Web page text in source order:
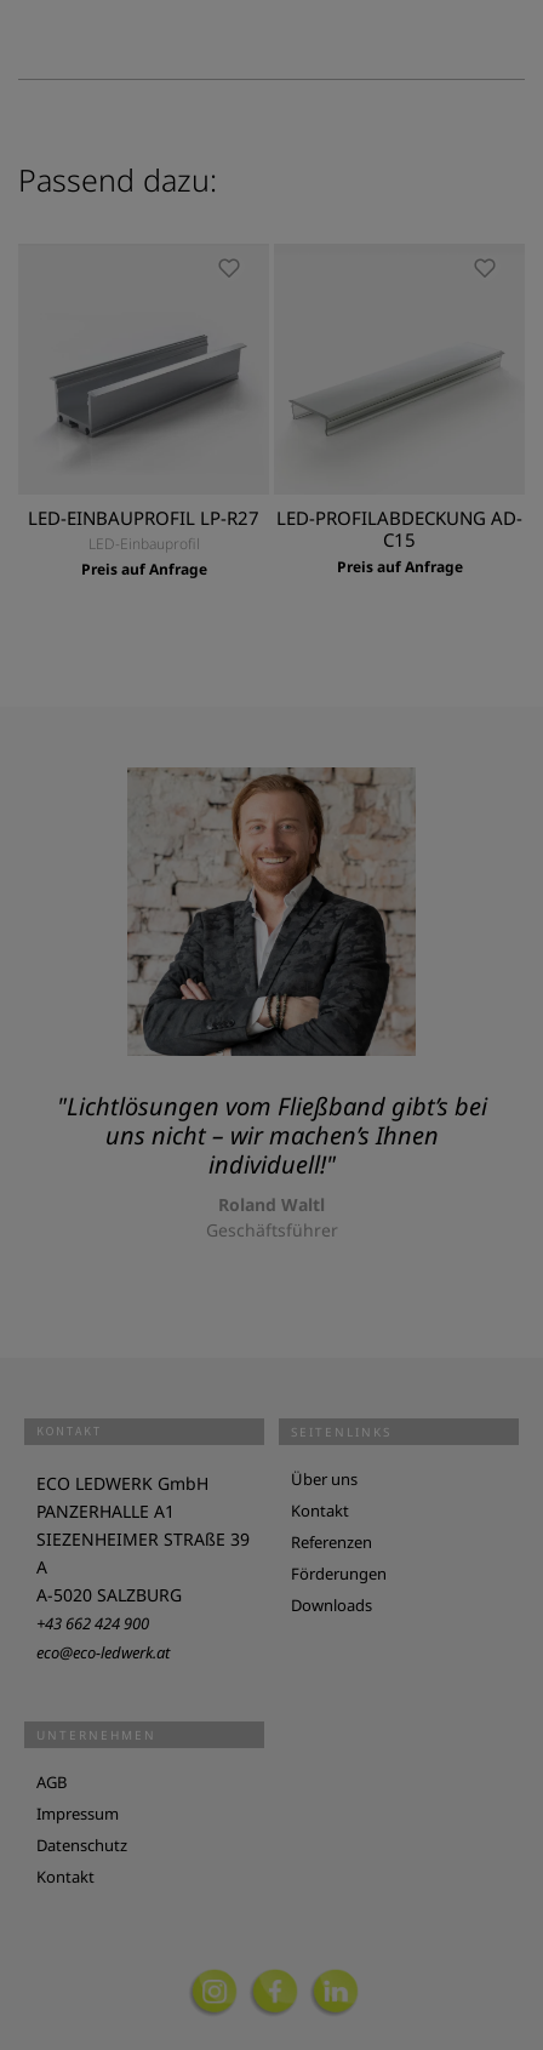
Passend dazu:
LED-EINBAUPROFIL LP-R27
LED-Einbauprofil
Preis auf Anfrage
LED-PROFILABDECKUNG AD-
C15
Preis auf Anfrage
"Lichtlösungen vom Fließband gibt’s bei
uns nicht – wir machen’s Ihnen
individuell!"
Roland Waltl
Geschäftsführer
KONTAKT
ECO LEDWERK GmbH
PANZERHALLE A1
SIEZENHEIMER STRAßE 39
A
A-5020 SALZBURG
+43 662 424 900
eco@eco-ledwerk.at
SEITENLINKS
Über uns
Kontakt
Referenzen
Förderungen
Downloads
UNTERNEHMEN
AGB
Impressum
Datenschutz
Kontakt